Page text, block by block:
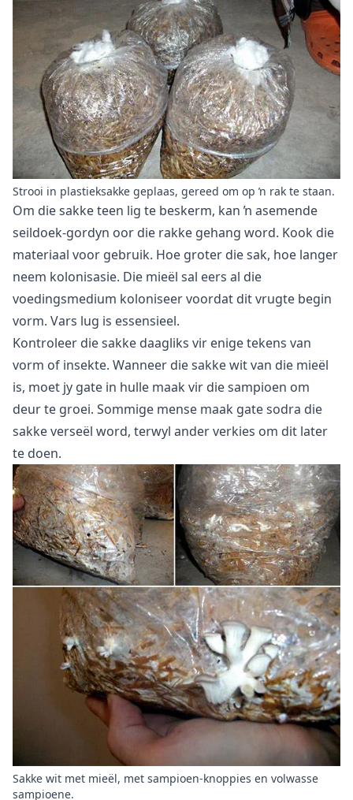
Strooi in plastieksakke geplaas, gereed om op ŉ rak te staan.
Om die sakke teen lig te beskerm, kan ŉ asemende
seildoek-gordyn oor die rakke gehang word. Kook die
materiaal voor gebruik. Hoe groter die sak, hoe langer
neem kolonisasie. Die mieël sal eers al die
voedingsmedium koloniseer voordat dit vrugte begin
vorm. Vars lug is essensieel.
Kontroleer die sakke daagliks vir enige tekens van
vorm of insekte. Wanneer die sakke wit van die mieël
is, moet jy gate in hulle maak vir die sampioen om
deur te groei. Sommige mense maak gate sodra die
sakke verseël word, terwyl ander verkies om dit later
te doen.
Sakke wit met mieël, met sampioen-knoppies en volwasse
sampioene.